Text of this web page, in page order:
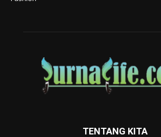
TENTANG KITA